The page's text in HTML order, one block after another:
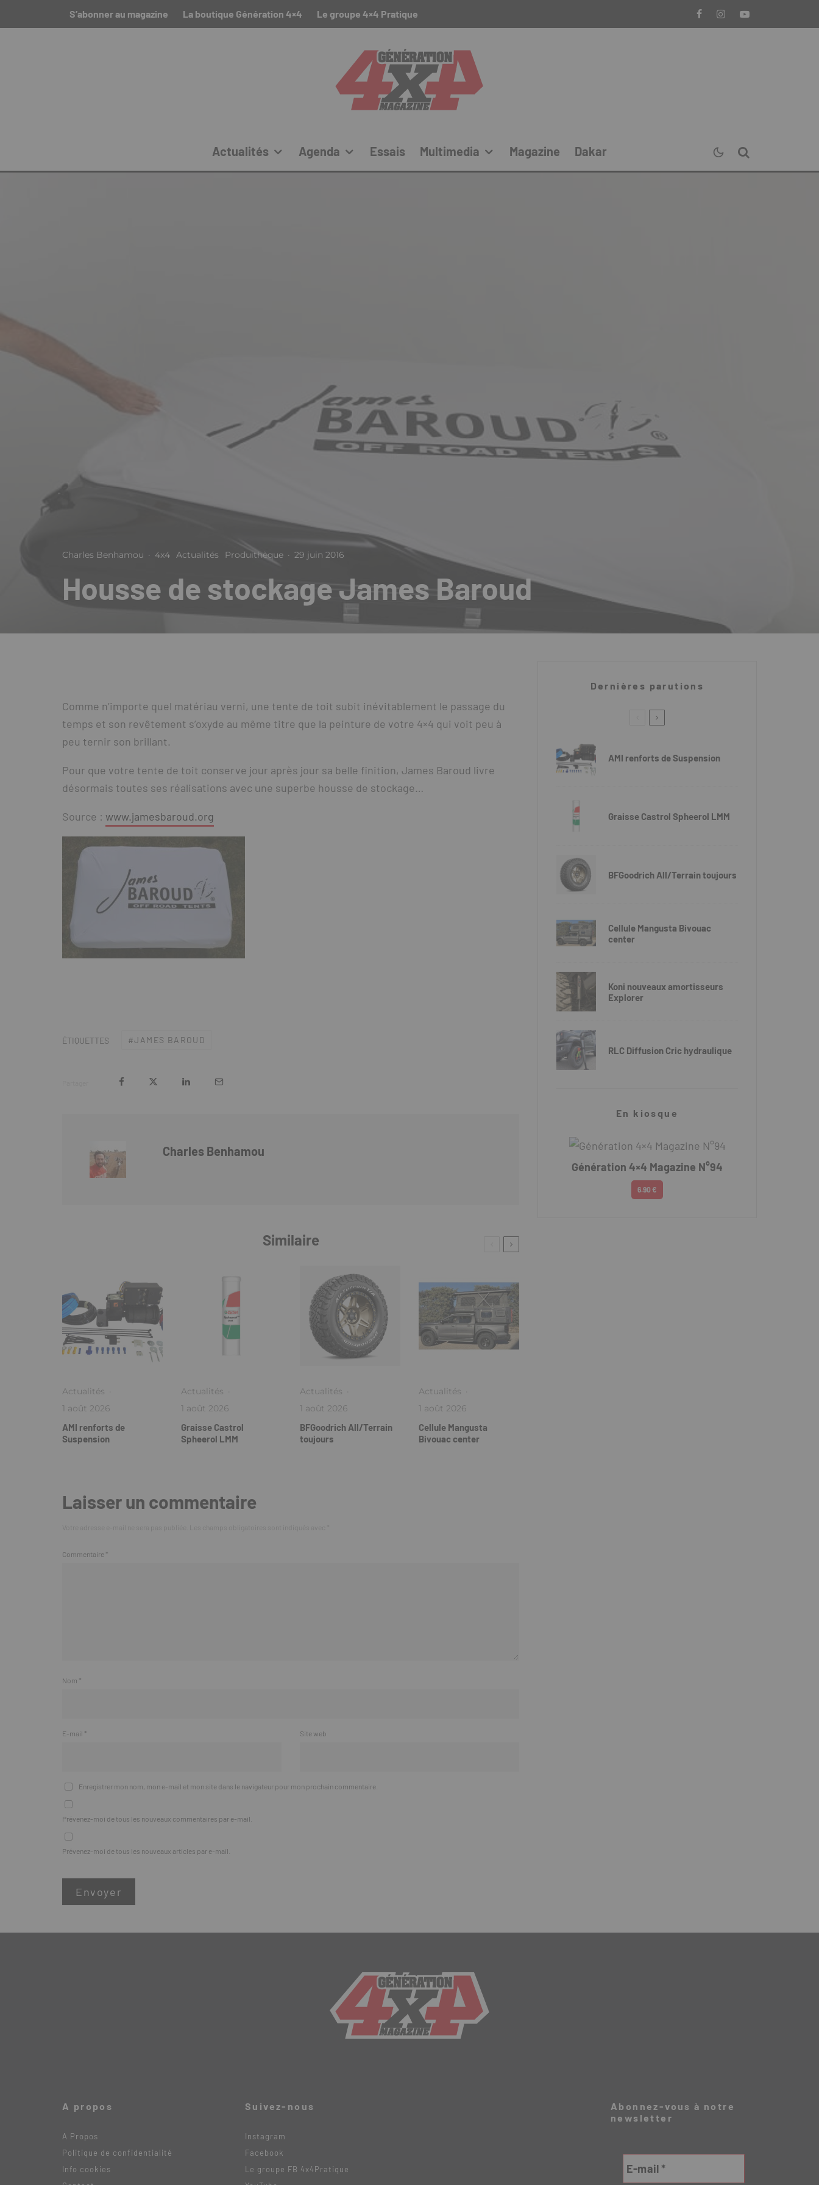
S’abonner au magazine La boutique Génération 4×4 Le groupe 4×4 Pratique
Actualités Agenda Essais Multimedia Magazine Dakar
Charles Benhamou · 4x4 Actualités Produithèque · 29 juin 2016
Housse de stockage James Baroud
Comme n’importe quel matériau verni, une tente de toit subit inévitablement le passage du
temps et son revêtement s’oxyde au même titre que la peinture de votre 4×4 qui voit peu à
peu ternir son brillant.
Pour que votre tente de toit conserve jour après jour sa belle finition, James Baroud livre
désormais toutes ses réalisations avec une superbe housse de stockage…
Source : www.jamesbaroud.org
ÉTIQUETTES JAMES BAROUD
Charles Benhamou
Similaire
Actualités ·
1 août 2026
AMI renforts de
Suspension
Actualités ·
1 août 2026
Graisse Castrol
Spheerol LMM
Actualités ·
1 août 2026
BFGoodrich All/Terrain
toujours
Actualités ·
1 août 2026
Cellule Mangusta
Bivouac center
Laisser un commentaire
Commentaire *
Nom *
E-mail * Site web
Enregistrer mon nom, mon e-mail et mon site dans le navigateur pour mon prochain commentaire.
Prévenez-moi de tous les nouveaux commentaires par e-mail.
Prévenez-moi de tous les nouveaux articles par e-mail.
Dernières parutions
AMI renforts de Suspension
Graisse Castrol Spheerol LMM
BFGoodrich All/Terrain toujours
Cellule Mangusta Bivouac
center
Koni nouveaux amortisseurs
Explorer
RLC Diffusion Cric hydraulique
En kiosque
Génération 4×4 Magazine N°94
6.90 €
A propos
A Propos
Politique de confidentialité
Info cookies
Suivez-nous
Instagram
Facebook
Le groupe FB 4x4Pratique
Abonnez-vous à notre
newsletter